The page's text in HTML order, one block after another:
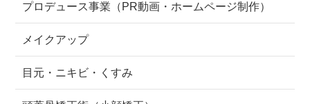
プロデュース事業（PR動画・ホームページ制作）
メイクアップ
目元・ニキビ・くすみ